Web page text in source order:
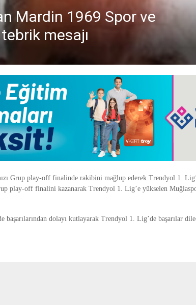
Mardin 1969 Spor ve
mesajı
Grup play-off finalinde rakibini mağlup ederek Trendyol 1.
play-off finalini kazanarak Trendyol 1. Lig’e yükselen
başarılarından dolayı kutlayarak Trendyol 1. Lig’de başarılar